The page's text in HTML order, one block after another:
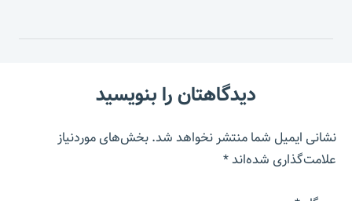
دیدگاهتان را بنویسید
نشانی ایمیل شما منتشر نخواهد شد.بخش‌های موردنیاز
علامت‌گذاری شده‌اند*